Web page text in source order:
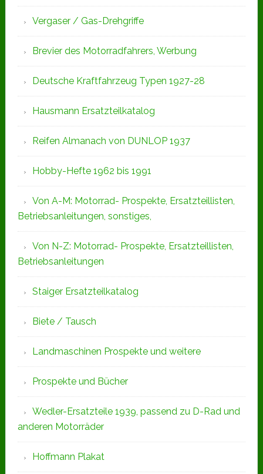
Vergaser / Gas-Drehgriffe
Brevier des Motorradfahrers, Werbung
Deutsche Kraftfahrzeug Typen 1927-28
Hausmann Ersatzteilkatalog
Reifen Almanach von DUNLOP 1937
Hobby-Hefte 1962 bis 1991
Von A-M: Motorrad- Prospekte, Ersatzteillisten,
Betriebsanleitungen, sonstiges,
Von N-Z: Motorrad- Prospekte, Ersatzteillisten,
Betriebsanleitungen
Staiger Ersatzteilkatalog
Biete / Tausch
Landmaschinen Prospekte und weitere
Prospekte und Bücher
Wedler-Ersatzteile 1939, passend zu D-Rad und
anderen Motorräder
Hoffmann Plakat